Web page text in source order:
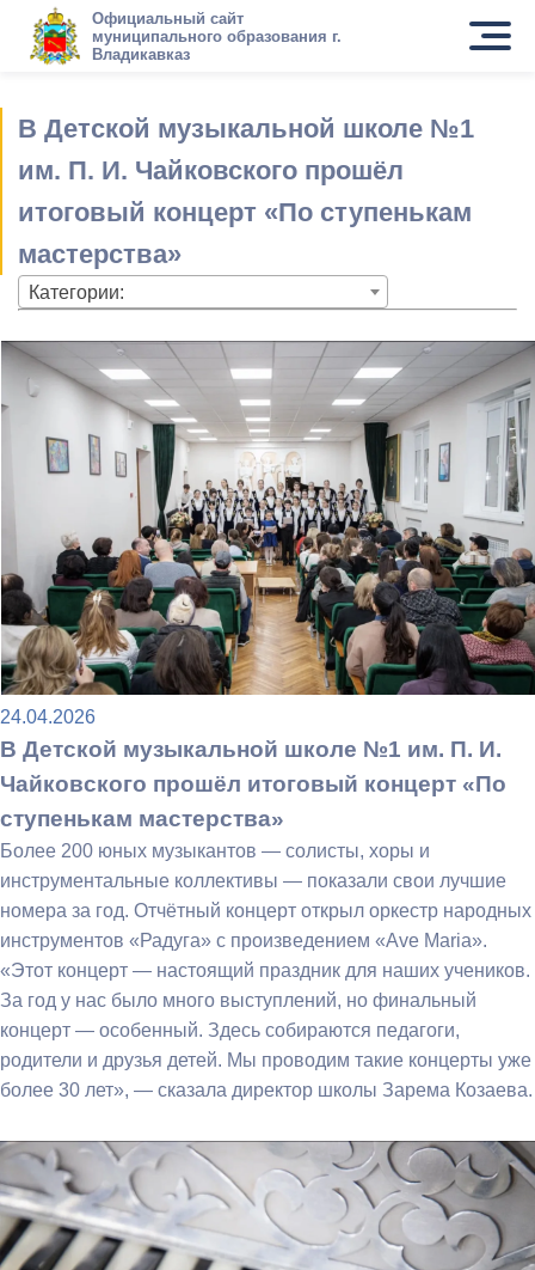
Официальный сайт
муниципального образования г.
Владикавказ
В Детской музыкальной школе №1
им. П. И. Чайковского прошёл
итоговый концерт «По ступенькам
мастерства»
Категории:
24.04.2026
В Детской музыкальной школе №1 им. П. И.
Чайковского прошёл итоговый концерт «По
ступенькам мастерства»
Более 200 юных музыкантов — солисты, хоры и
инструментальные коллективы — показали свои лучшие
номера за год. Отчётный концерт открыл оркестр народных
инструментов «Радуга» с произведением «Ave Maria».
«Этот концерт — настоящий праздник для наших учеников.
За год у нас было много выступлений, но финальный
концерт — особенный. Здесь собираются педагоги,
родители и друзья детей. Мы проводим такие концерты уже
более 30 лет», — сказала директор школы Зарема Козаева.